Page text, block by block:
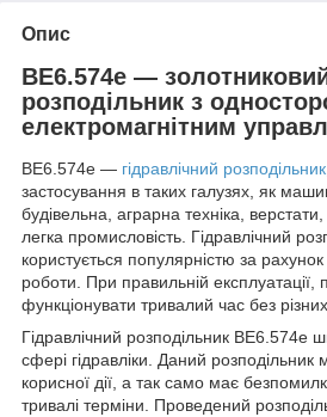
Опис
ВЕ6.574е — золотниковий
розподільник з
електромагнітним
ВЕ6.574е — гідравлічний розподільник
застосування в таких галузях, як
будівельна, аграрна техніка,
легка промисловість. Гідравлічний
користується популярністю за рахунок
роботи. При правильній експлуатації,
функціонувати тривалий час без
Гідравлічний розподільник ВЕ6.574е
сфері гідравліки. Даний розподільник
корисної дії, а так само має
тривалі терміни. Проведений